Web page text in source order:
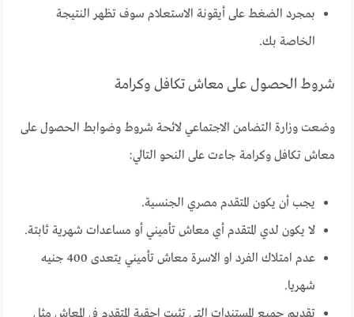
بمجرد الضغط على أيقونة الاستعلام سوف تظهر النتيجة
الخاصة بك.
شروط الحصول على معاش تكافل وكرامة
وضعت وزارة التضامن الاجتماعي لائحة شروط وضوابط الحصول على
معاش تكافل وكرامة جاءت على النحو التالي:
يجب أن يكون المتقدم مصري الجنسية.
لا يكون لدي المتقدم أي معاش تأميني أو مساعدات شهرية ثابتة.
عدم امتلاك الفرد او الاسرة معاش تأميني يتعدى 400 جنيه
شهريا.